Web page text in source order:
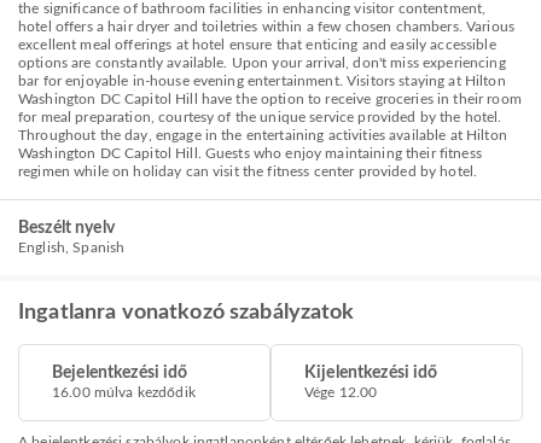
the significance of bathroom facilities in enhancing visitor contentment,
hotel offers a hair dryer and toiletries within a few chosen chambers. Various
excellent meal offerings at hotel ensure that enticing and easily accessible
options are constantly available. Upon your arrival, don't miss experiencing
bar for enjoyable in-house evening entertainment. Visitors staying at Hilton
Washington DC Capitol Hill have the option to receive groceries in their room
for meal preparation, courtesy of the unique service provided by the hotel.
Throughout the day, engage in the entertaining activities available at Hilton
Washington DC Capitol Hill. Guests who enjoy maintaining their fitness
regimen while on holiday can visit the fitness center provided by hotel.
Beszélt nyelv
English, Spanish
Ingatlanra vonatkozó szabályzatok
Bejelentkezési idő
16.00 múlva kezdődik
Kijelentkezési idő
Vége 12.00